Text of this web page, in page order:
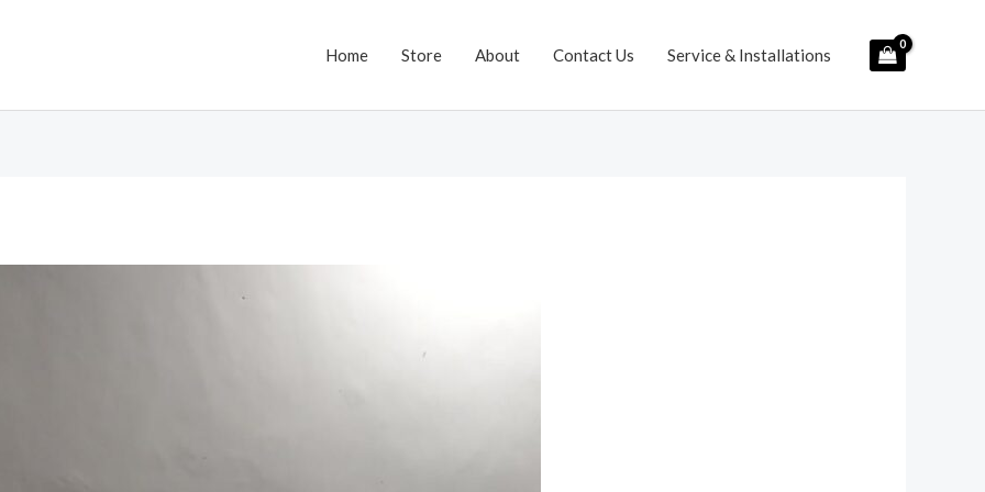
Home Store About Contact Us Service & Installations